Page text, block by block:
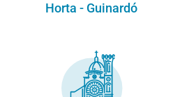
Horta - Guinardó